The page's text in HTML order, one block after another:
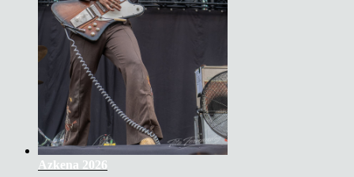
Azkena 2026